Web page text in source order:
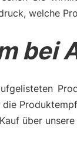
welche
bei
über